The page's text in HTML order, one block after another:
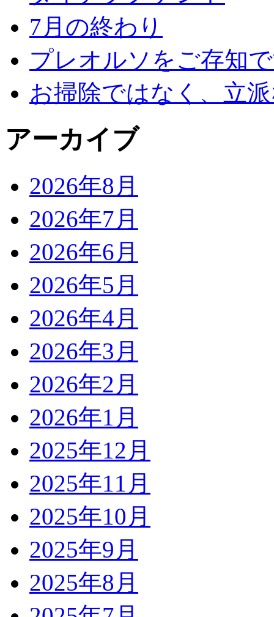
7月の終わり
プレオルソをご存知
お掃除ではなく、立
アーカイブ
2026年8月
2026年7月
2026年6月
2026年5月
2026年4月
2026年3月
2026年2月
2026年1月
2025年12月
2025年11月
2025年10月
2025年9月
2025年8月